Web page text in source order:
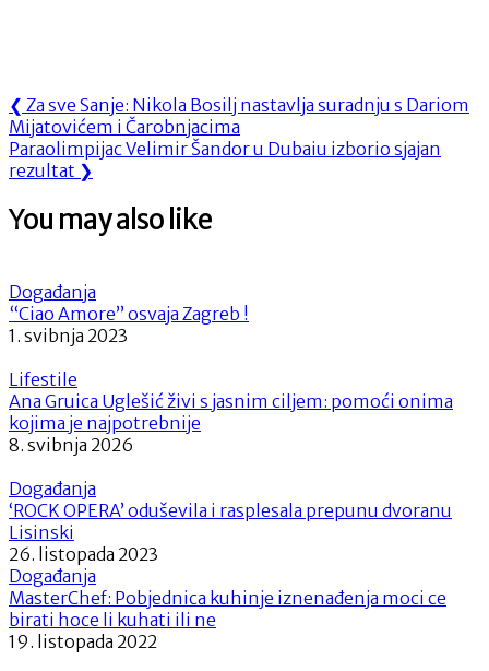
Navigacija
objava
❮ Previous
Post:
Za sve Sanje: Nikola Bosilj nastavlja suradnju s Dariom
Mijatovićem i Čarobnjacima
Next
Post:
Paraolimpijac Velimir Šandor u Dubaiu izborio sjajan
rezultat ❯
You may also like
Događanja
“Ciao Amore” osvaja Zagreb !
1. svibnja 2023
Lifestile
Ana Gruica Uglešić živi s jasnim ciljem: pomoći onima
kojima je najpotrebnije
8. svibnja 2026
Događanja
‘ROCK OPERA’ oduševila i rasplesala prepunu dvoranu
Lisinski
26. listopada 2023
Događanja
MasterChef: Pobjednica kuhinje iznenađenja moci ce
birati hoce li kuhati ili ne
19. listopada 2022